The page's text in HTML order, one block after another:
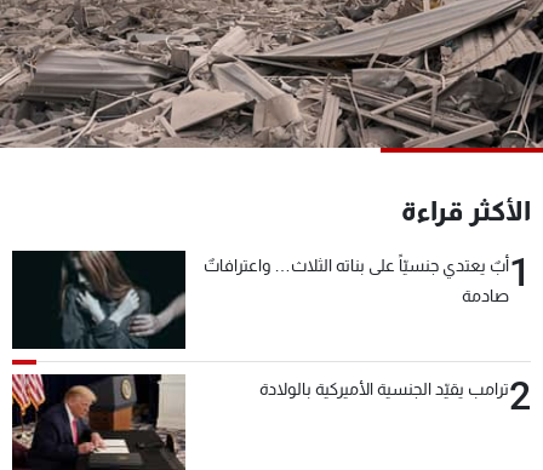
الأكثر قراءة
1أبٌ يعتدي جنسيّاً على بناته الثلاث… واعترافاتٌ
صادمة
2ترامب يقيّد الجنسية الأميركية بالولادة
جدول البرامج
شاهد البرامج
الترددات
لاعلاناتكم